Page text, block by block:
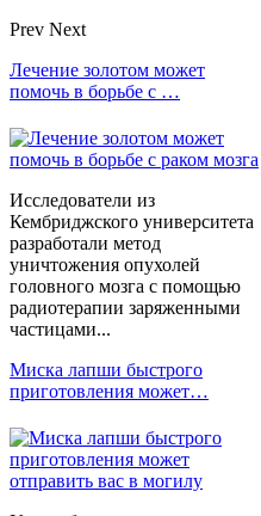
Prev Next
Лечение золотом может
помочь в борьбе с …
Исследователи из
Кембриджского университета
разработали метод
уничтожения опухолей
головного мозга с помощью
радиотерапии заряженными
частицами...
Миска лапши быстрого
приготовления может…